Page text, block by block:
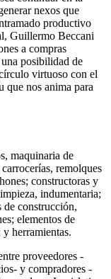
nexos que
productivo
Guillermo Beccani
a compras
posibilidad de
virtuoso con el
que nos anima para
maquinaria de
remolques
constructoras y
indumentaria;
de construcción,
elementos de
herramientas.
proveedores -
y compradores -